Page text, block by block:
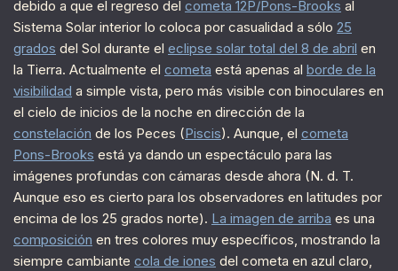
debido a que el regreso del cometa 12P/Pons-Brooks al
Sistema Solar interior lo coloca por casualidad a sólo 25
grados del Sol durante el eclipse solar total del 8 de abril en
la Tierra. Actualmente el cometa está apenas al borde de la
visibilidad a simple vista, pero más visible con binoculares en
el cielo de inicios de la noche en dirección de la
constelación de los Peces (Piscis). Aunque, el cometa
Pons-Brooks está ya dando un espectáculo para las
imágenes profundas con cámaras desde ahora (N. d. T.
Aunque eso es cierto para los observadores en latitudes por
encima de los 25 grados norte). La imagen de arriba es una
composición en tres colores muy específicos, mostrando la
siempre cambiante cola de iones del cometa en azul claro,